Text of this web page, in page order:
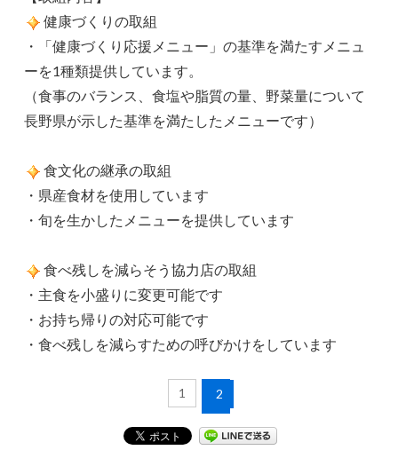
健康づくりの取組
・「健康づくり応援メニュー」の基準を満たすメニュ
ーを1種類提供しています。
（食事のバランス、食塩や脂質の量、野菜量について
長野県が示した基準を満たしたメニューです）
食文化の継承の取組
・県産食材を使用しています
・旬を生かしたメニューを提供しています
食べ残しを減らそう協力店の取組
・主食を小盛りに変更可能です
・お持ち帰りの対応可能です
・食べ残しを減らすための呼びかけをしています
1 2